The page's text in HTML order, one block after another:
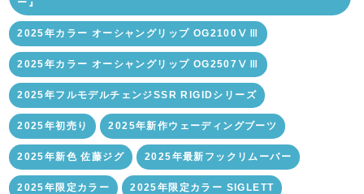
2025年カラー オーシャングリップ OG2100ⅤⅢ
2025年カラー オーシャングリップ OG2507ⅤⅢ
2025年フルモデルチェンジSSR RIGIDシリーズ
2025年初売り 2025年新作ウェーディングブーツ
2025年新色 佐藤ジグ 2025年最新フックリムーバー
2025年限定カラー 2025年限定カラー SIGLETT